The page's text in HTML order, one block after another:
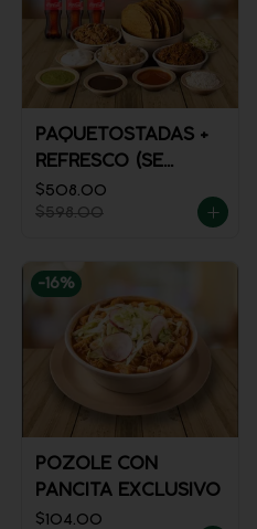
PAQUETOSTADAS +
REFRESCO (SE
ENVÍA FRÍO)
$508.00
$598.00
-16%
POZOLE CON
PANCITA EXCLUSIVO
$104.00